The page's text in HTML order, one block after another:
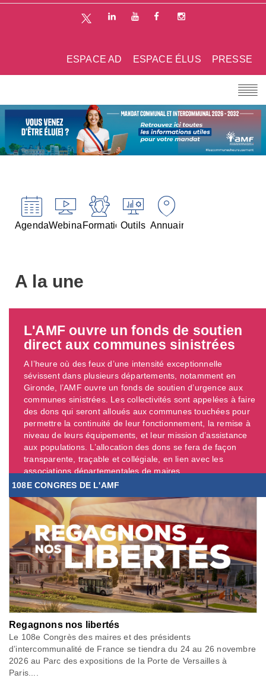
PRESSE
ESPACE ÉLUS
ESPACE AD
AgendaWebinairesFormationsOutils Annuaires
A la une
L'AMF ouvre un fonds de soutien
direct aux communes sinistrées
A l’heure où des feux d’une intensité exceptionnelle
sévissent dans plusieurs départements, notamment en
Gironde, l’AMF ouvre un fonds de soutien d’urgence aux
communes sinistrées. Les collectivités sont appelées à faire
des dons qui seront alloués aux communes touchées pour
permettre la continuité de leur fonctionnement, la remise à
niveau de leurs équipements, et leur mission d’assistance
aux populations. L’allocation des dons se fera de façon
transparente, traçable et collégiale, en lien avec les
associations départementales de maires. ...
108E CONGRES DE L'AMF
Regagnons nos libertés
Le 108e Congrès des maires et des présidents
d’intercommunalité de France se tiendra du 24 au 26 novembre
2026 au Parc des expositions de la Porte de Versailles à
Paris....